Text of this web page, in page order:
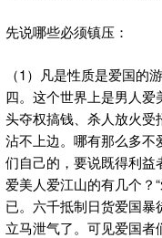
先说哪些必须镇压：
（1）凡是性质是爱国的
四。这个世界上是男人
头夺权搞钱、杀人放火受
沾不上边。哪有那么多
们自己的，要说既得利益
爱美人爱江山的有几个？
已。六千抵制日货爱国
立马泄气了。可见爱国